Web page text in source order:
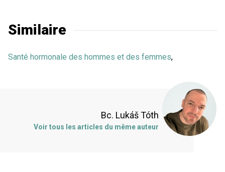
Similaire
Santé hormonale des hommes et des femmes,
Bc. Lukáš Tóth
Voir tous les articles du même auteur